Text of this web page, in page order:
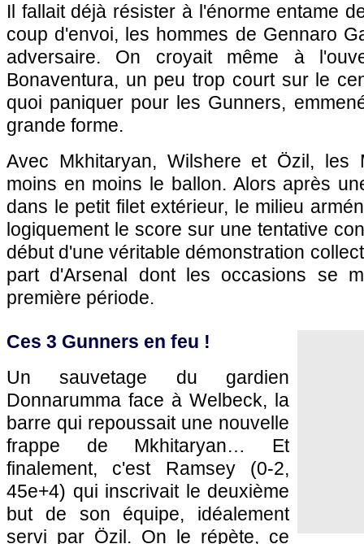
Il fallait déjà résister à l'énorme entame
coup d'envoi, les hommes de Gennaro
adversaire. On croyait même à
Bonaventura, un peu trop court sur le
quoi paniquer pour les Gunners,
grande forme.
Avec Mkhitaryan, Wilshere et Özil, les
moins en moins le ballon. Alors après
dans le petit filet extérieur, le milieu
logiquement le score sur une tentative
début d'une véritable démonstration
part d'Arsenal dont les occasions se
première période.
Ces 3 Gunners en feu !
Un sauvetage du gardien
Donnarumma face à Welbeck, la
barre qui repoussait une nouvelle
frappe de Mkhitaryan… Et
finalement, c'est Ramsey (0-2,
45e+4) qui inscrivait le deuxième
but de son équipe, idéalement
servi par Özil. On le répète, ce